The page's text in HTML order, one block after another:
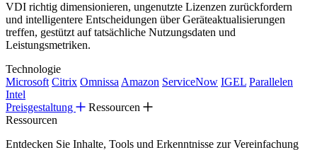
VDI richtig dimensionieren, ungenutzte Lizenzen zurückfordern
und intelligentere Entscheidungen über Geräteaktualisierungen
treffen, gestützt auf tatsächliche Nutzungsdaten und
Leistungsmetriken.
Technologie
Microsoft Citrix Omnissa Amazon ServiceNow IGEL Parallelen
Intel
Preisgestaltung
Ressourcen
Ressourcen
Entdecken Sie Inhalte, Tools und Erkenntnisse zur Vereinfachung